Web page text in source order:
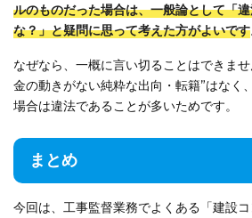
ルのものだった場合は、一般論として「
な？」と疑問に思って考えた方がよいです
なぜなら、一概に言い切ることはできま
金の動きがない純粋な出向・転籍”はなく
場合は違法であることが多いためです。
まとめ
今回は、工事監督業務でよくある「建設